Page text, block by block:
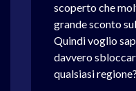
scoperto che
grande sconto
Quindi voglio
davvero
qualsiasi regione?